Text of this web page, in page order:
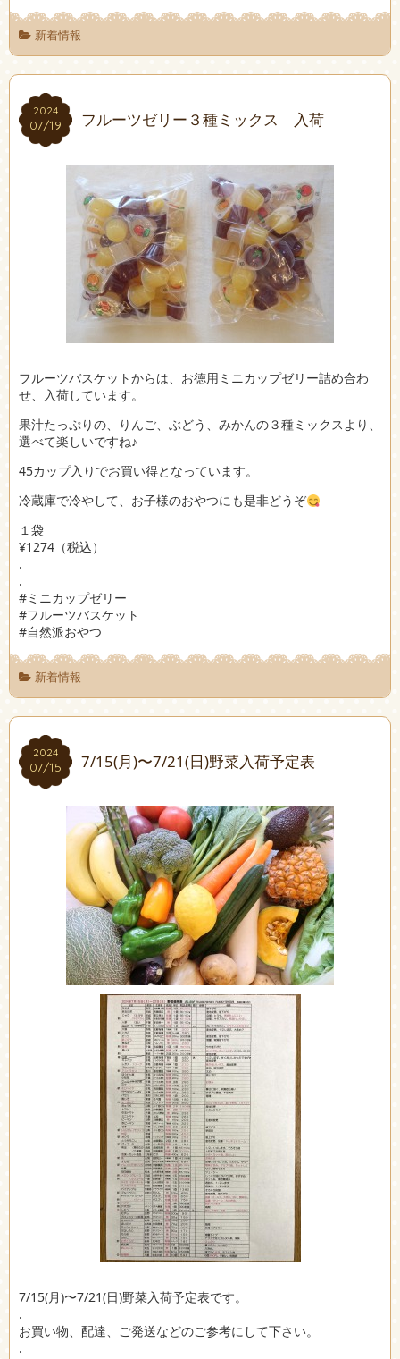
新着情報
2024
07/19
2024
07/19 フルーツゼリー３種ミックス 入荷
フルーツバスケットからは、お徳用ミニカップゼリー詰め合わ
せ、入荷しています。
果汁たっぷりの、りんご、ぶどう、みかんの３種ミックスより、
選べて楽しいですね♪
45カップ入りでお買い得となっています。
冷蔵庫で冷やして、お子様のおやつにも是非どうぞ
１袋
¥1274（税込）
.
.
#ミニカップゼリー
#フルーツバスケット
#自然派おやつ
新着情報
2024
07/15
2024
07/15 7/15(月)〜7/21(日)野菜入荷予定表
7/15(月)〜7/21(日)野菜入荷予定表です。
.
お買い物、配達、ご発送などのご参考にして下さい。
.